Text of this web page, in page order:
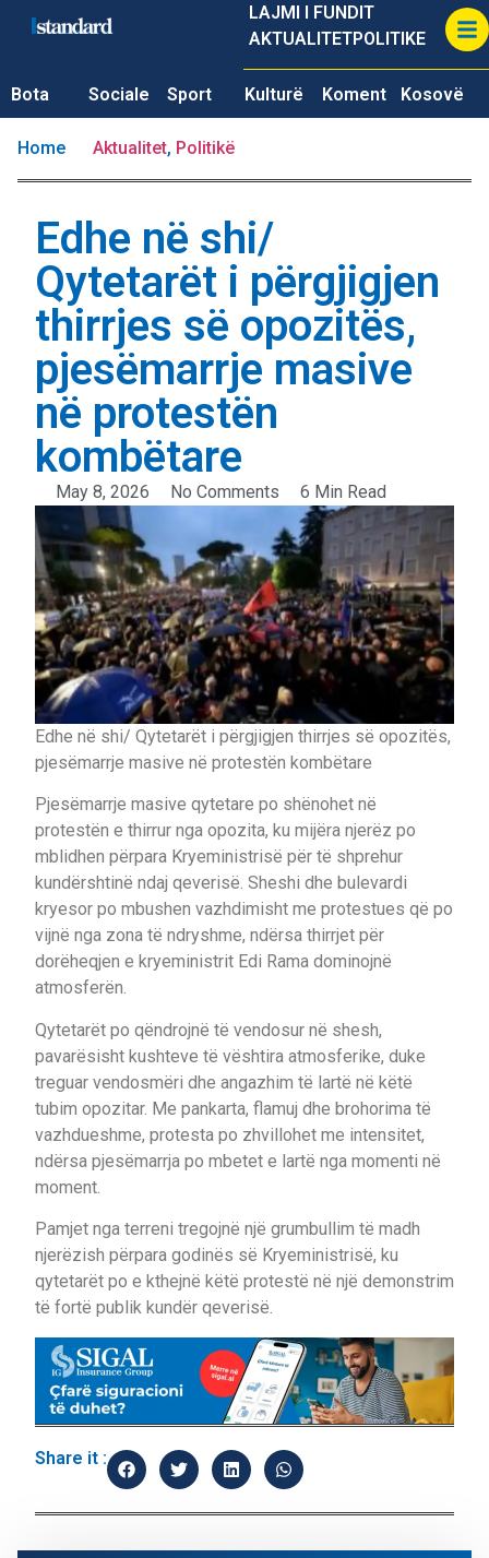
LAJMI I FUNDIT
AKTUALITETPOLITIKE
Bota Sociale Sport Kulturë Koment Kosovë
Home Aktualitet, Politikë
Edhe në shi/
Qytetarët i përgjigjen
thirrjes së opozitës,
pjesëmarrje masive
në protestën
kombëtare
May 8, 2026 No Comments 6 Min Read
Edhe në shi/ Qytetarët i përgjigjen thirrjes së opozitës,
pjesëmarrje masive në protestën kombëtare
Pjesëmarrje masive qytetare po shënohet në
protestën e thirrur nga opozita, ku mijëra njerëz po
mblidhen përpara Kryeministrisë për të shprehur
kundërshtinë ndaj qeverisë. Sheshi dhe bulevardi
kryesor po mbushen vazhdimisht me protestues që po
vijnë nga zona të ndryshme, ndërsa thirrjet për
dorëheqjen e kryeministrit Edi Rama dominojnë
atmosferën.
Qytetarët po qëndrojnë të vendosur në shesh,
pavarësisht kushteve të vështira atmosferike, duke
treguar vendosmëri dhe angazhim të lartë në këtë
tubim opozitar. Me pankarta, flamuj dhe brohorima të
vazhdueshme, protesta po zhvillohet me intensitet,
ndërsa pjesëmarrja po mbetet e lartë nga momenti në
moment.
Pamjet nga terreni tregojnë një grumbullim të madh
njerëzish përpara godinës së Kryeministrisë, ku
qytetarët po e kthejnë këtë protestë në një demonstrim
të fortë publik kundër qeverisë.
Share it :